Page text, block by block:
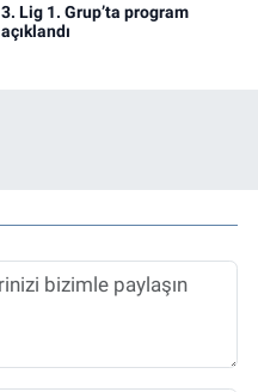
3. Lig 1. Grup’ta program
açıklandı